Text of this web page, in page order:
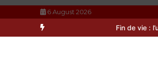
6 August 2026
A Calais, C’est une raclée !!! Fin de vie :